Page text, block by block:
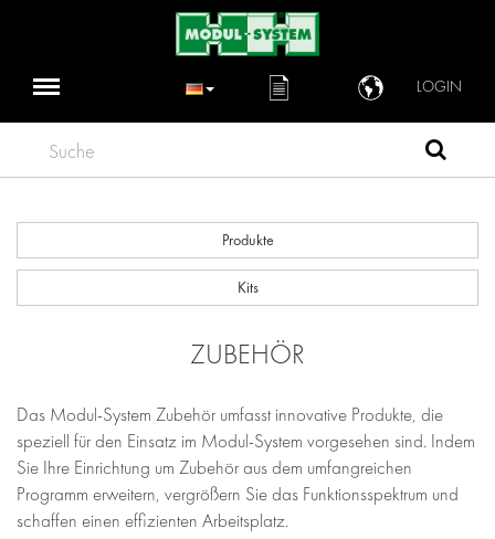
LOGIN
Suche
Produkte
Kits
ZUBEHÖR
Das Modul-System Zubehör umfasst innovative Produkte, die
speziell für den Einsatz im Modul-System vorgesehen sind. Indem
Sie Ihre Einrichtung um Zubehör aus dem umfangreichen
Programm erweitern, vergrößern Sie das Funktionsspektrum und
schaffen einen effizienten Arbeitsplatz.